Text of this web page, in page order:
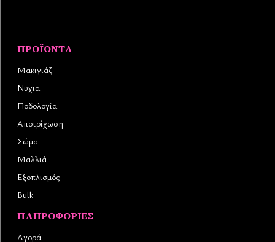
ΠΡΟΪΌΝΤΑ
Μακιγιάζ
Νύχια
Ποδολογία
Αποτρίχωση
Σώμα
Μαλλιά
Εξοπλισμός
Bulk
ΠΛΗΡΟΦΟΡΊΕΣ
Αγορά